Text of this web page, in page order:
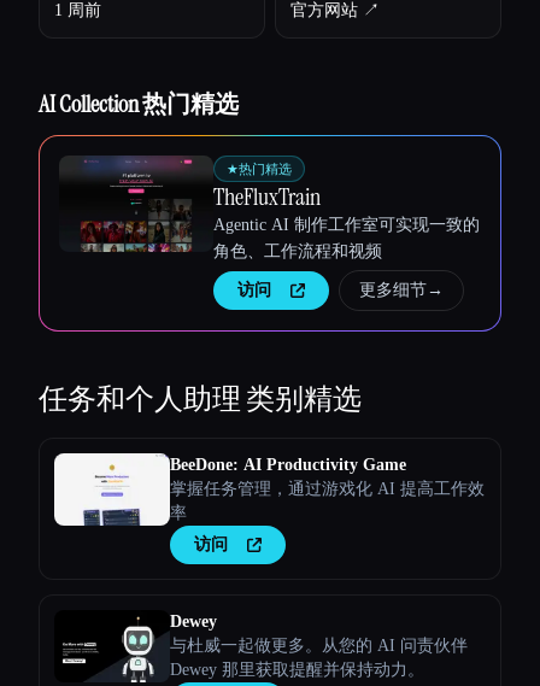
Esc
1 周前 官方网站 ↗︎
AI Collection 热门精选
★热门精选
TheFluxTrain
Agentic AI 制作工作室可实现一致的
角色、工作流程和视频
访问 更多细节→
任务和个人助理 类别精选
BeeDone: AI Productivity Game
掌握任务管理，通过游戏化 AI 提高工作效
率
访问
Dewey
与杜威一起做更多。从您的 AI 问责伙伴
Dewey 那里获取提醒并保持动力。